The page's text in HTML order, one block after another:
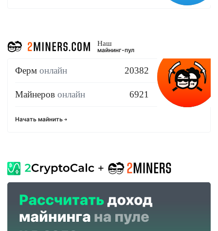
Наш
майнинг-пул
Ферм онлайн 20382
Майнеров онлайн 6921
Начать майнить